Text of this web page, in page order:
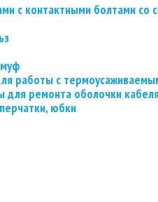
с контактными болтами
работы с
ремонта оболочки
юбки